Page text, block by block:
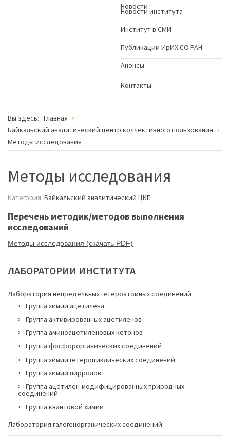
Новости
Новости института
Институт в СМИ
Публикации ИрИХ СО РАН
Анонсы
Контакты
Вы здесь: Главная
Байкальский аналитический центр коллективного пользования
Методы исследования
Методы исследования
Категория: Байкальский аналитический ЦКП
Перечень методик/методов выполнения
исследований
Методы исследования (cкачать PDF)
ЛАБОРАТОРИИ ИНСТИТУТА
Лаборатория непредельных гетероатомных соединений
Группа химии ацетилена
Группа активированных ацетиленов
Группа аминоацетиленовых кетонов
Группа фосфорорганических соединений
Группа химии гетероциклических соединений
Группа химии пирролов
Группа ацетилен-модифицированных природных
соединений
Группа квантовой химии
Лаборатория галогенорганических соединений